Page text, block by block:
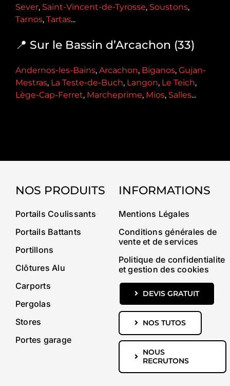
Sever, Saint-Vincent-de-Tyrosse, Soustons,
Tarnos, Tartas...
📍 Sur le Bassin d’Arcachon (33)
Andernos-les-Bains, Arcachon, Biganos, Gujan-
Mestras, La Teste-de-Buch, Langon, Le Teich,
Lège-Cap-Ferret, Marcheprime, Mios, Salles...
NOS PRODUITS
Portails Coulissants
Portails Battants
Portillons
Clôtures Alu
Carports
Pergolas
Stores
Portes garage
INFORMATIONS
Mentions Légales
Conditions générales de
vente et de services
Politique de confidentialite
et gestion des cookies
DEVIS GRATUIT
NOS TUTOS
NOUS
RECRUTONS